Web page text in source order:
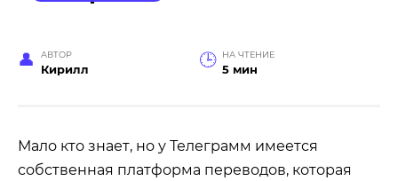
АВТОР
Кирилл
НА ЧТЕНИЕ
5 мин
Мало кто знает, но у Телеграмм имеется
собственная платформа переводов, которая